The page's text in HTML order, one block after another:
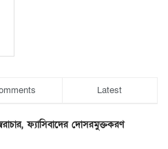
Latest
ফ্যাসিবাদের দোসরমুক্তকরণ